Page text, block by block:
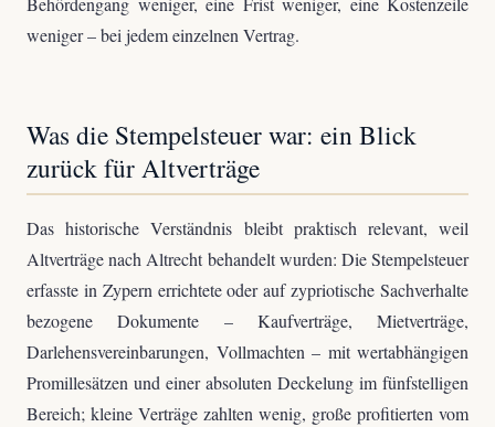
weniger – bei jedem einzelnen Vertrag.
Was die Stempelsteuer war: ein Blick
zurück für Altverträge
Das historische Verständnis bleibt praktisch relevant, weil
Altverträge nach Altrecht behandelt wurden: Die Stempelsteuer
erfasste in Zypern errichtete oder auf zypriotische Sachverhalte
bezogene Dokumente – Kaufverträge, Mietverträge,
Darlehensvereinbarungen, Vollmachten – mit wertabhängigen
Promillesätzen und einer absoluten Deckelung im fünfstelligen
Bereich; kleine Verträge zahlten wenig, große profitierten vom